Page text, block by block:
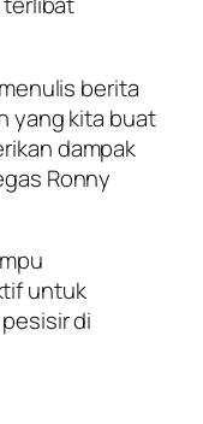
berita
yang kita buat
dampak
Ronny
untuk
di